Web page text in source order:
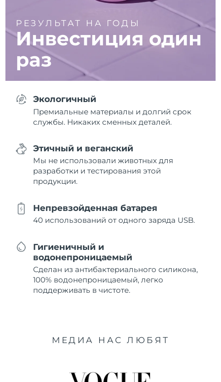
РЕЗУЛЬТАТ НА ГОДЫ
Инвестиция один
раз
Экологичный
Премиальные материалы и долгий срок
службы. Никаких сменных деталей.
Этичный и веганский
Мы не использовали животных для
разработки и тестирования этой
продукции.
Непревзойденная батарея
40 использований от одного заряда USB.
Гигиеничный и
водонепроницаемый
Сделан из антибактериального силикона,
100% водонепроницаемый, легко
поддерживать в чистоте.
МЕДИА НАС ЛЮБЯТ